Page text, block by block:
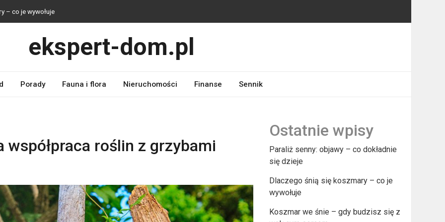
– co je wywołuje
karę
samym uczuciem lęku
ekspert-dom.pl
Porady Fauna i flora Nieruchomości Finanse Sennik
roślin z grzybami
Ostatnie wpisy
Paraliż senny: objawy – co dokładnie
się dzieje
Dlaczego śnią się koszmary – co je
wywołuje
Koszmar we śnie – gdy budzisz się z